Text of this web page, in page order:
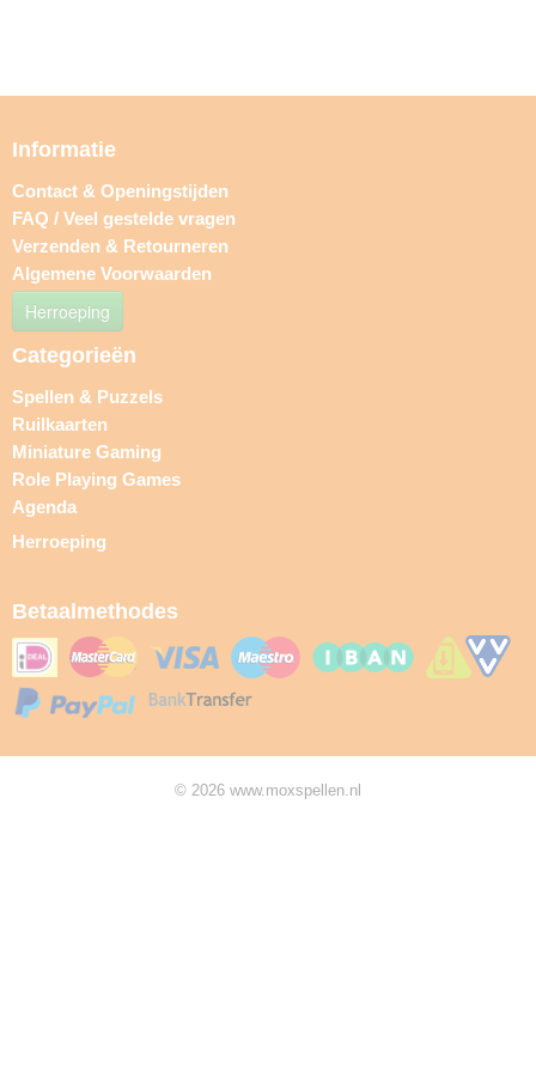
Informatie
Contact & Openingstijden
FAQ / Veel gestelde vragen
Verzenden & Retourneren
Algemene Voorwaarden
Herroeping
Categorieën
Spellen & Puzzels
Ruilkaarten
Miniature Gaming
Role Playing Games
Agenda
Herroeping
Betaalmethodes
© 2026 www.moxspellen.nl